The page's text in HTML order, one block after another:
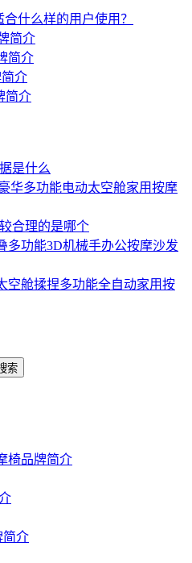
什么样的用户使用？
简介
简介
介
简介
是什么
华多功能电动太空舱家用按摩
合理的是哪个
多功能3D机械手办公按摩沙发
空舱揉捏多功能全自动家用按
索